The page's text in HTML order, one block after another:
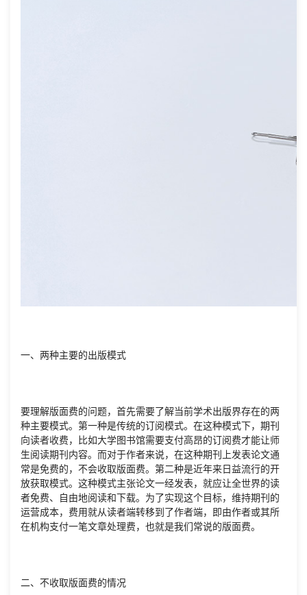
一、两种主要的出版模式
要理解版面费的问题，首先需要了解当前学术出版界存在的两
种主要模式。第一种是传统的订阅模式。在这种模式下，期刊
向读者收费，比如大学图书馆需要支付高昂的订阅费才能让师
生阅读期刊内容。而对于作者来说，在这种期刊上发表论文通
常是免费的，不会收取版面费。第二种是近年来日益流行的开
放获取模式。这种模式主张论文一经发表，就应让全世界的读
者免费、自由地阅读和下载。为了实现这个目标，维持期刊的
运营成本，费用就从读者端转移到了作者端，即由作者或其所
在机构支付一笔文章处理费，也就是我们常说的版面费。
二、不收取版面费的情况